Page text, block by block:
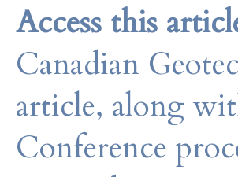
Access this
Canadian
article, along
Conference